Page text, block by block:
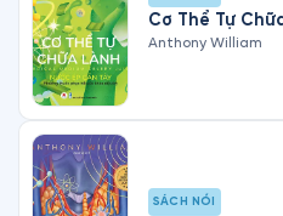
Cơ Thể Tự
Anthony William
SÁCH NÓI